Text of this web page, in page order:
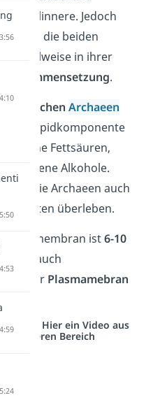
das Zellinnere. Jedoch
sich die beiden
teilweise in ihrer
Zusammensetzung.
Archaeen
als Lipidkomponente
keine Fettsäuren,
Alkohole.
die Archaeen auch
Gebieten überleben.
Die Zellmembran ist6-10
wird auch
oder Plasmamebran
Hier ein Video aus
anderen Bereich